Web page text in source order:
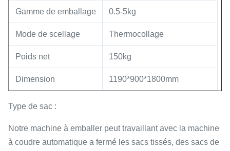
Gamme de emballage 0.5-5kg
Mode de scellage Thermocollage
Poids net 150kg
Dimension 1190*900*1800mm
Type de sac :
Notre machine à emballer peut travaillant avec la machine
à coudre automatique a fermé les sacs tissés, des sacs de